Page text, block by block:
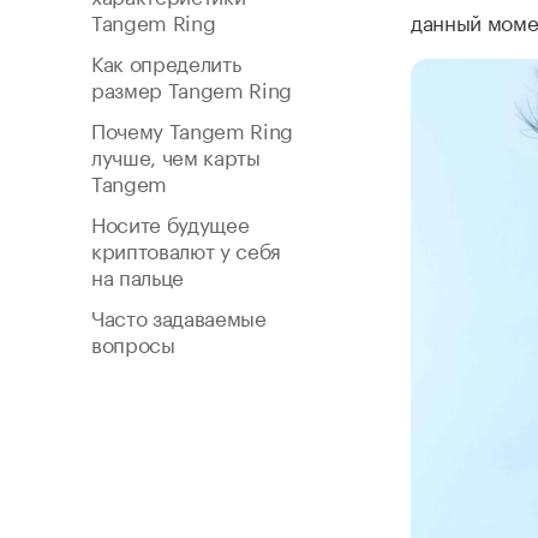
Tangem Ring
Как определить
размер Tangem Ring
Почему Tangem Ring
лучше, чем карты
Tangem
Носите будущее
криптовалют у себя
на пальце
Часто задаваемые
вопросы
данный